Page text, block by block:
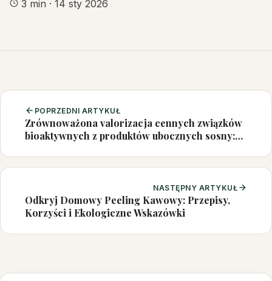
3 min · 14 sty 2026
POPRZEDNI ARTYKUŁ
Zrównoważona valorizacja cennych związków
bioaktywnych z produktów ubocznych sosny:
przemysłowych
NASTĘPNY ARTYKUŁ
Odkryj Domowy Peeling Kawowy: Przepisy,
Korzyści i Ekologiczne Wskazówki